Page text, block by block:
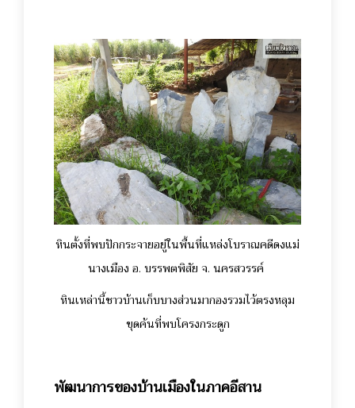
หินตั้งที่พบปักกระจายอยู่ในพื้นที่แหล่งโบราณคดีดงแม่
นางเมือง อ. บรรพตพิสัย จ. นครสวรรค์
หินเหล่านี้ชาวบ้านเก็บบางส่วนมากองรวมไว้ตรงหลุม
ขุดค้นที่พบโครงกระดูก
พัฒนาการของบ้านเมืองในภาคอีสาน